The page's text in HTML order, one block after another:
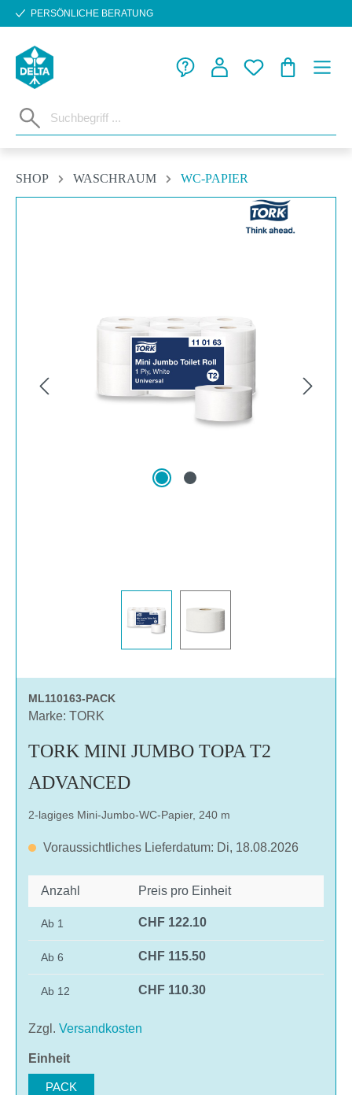
Zum Hauptinhalt springen
PERSÖNLICHE BERATUNG
SHOP WASCHRAUM
WC-PAPIER
ML110163-PACK
Marke: TORK
TORK MINI JUMBO TOPA T2
ADVANCED
2-lagiges Mini-Jumbo-WC-Papier, 240 m
Voraussichtliches Lieferdatum: Di, 18.08.2026
Anzahl Preis pro Einheit
Ab 1 CHF 122.10
Ab 6 CHF 115.50
Ab 12 CHF 110.30
Zzgl. Versandkosten
Einheitauswählen
PACK